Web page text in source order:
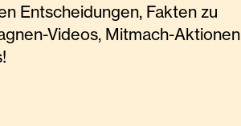
Entscheidungen, Fakten zu
Videos, Mitmach-Aktionen